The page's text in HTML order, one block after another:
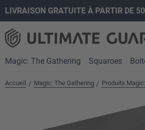
Passer à la navigation
LIVRAISON GRATUITE À PARTIR DE
Magic: The Gathering Squaroes
Accueil / Magic: The Gathering / Produits